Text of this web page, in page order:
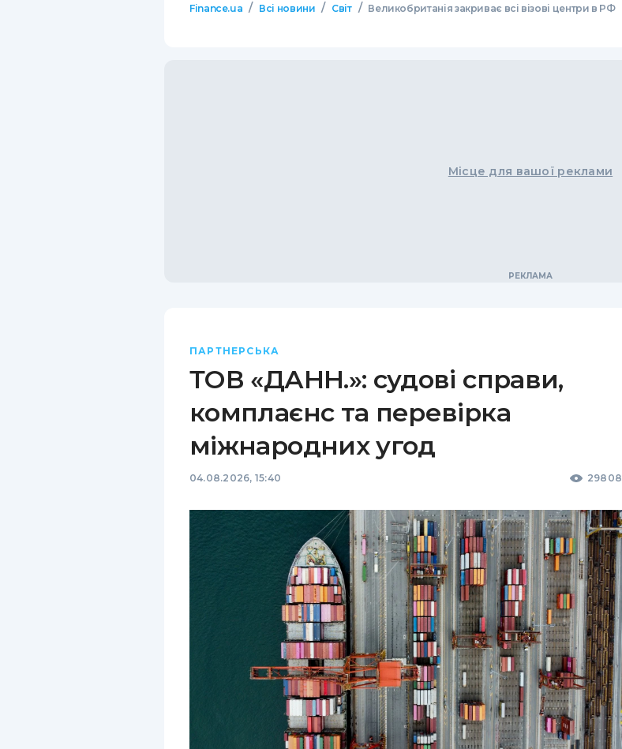
Finance.ua / Всі новини / Світ / Великобританія закриває всі візові центри в РФ
Місце для вашої реклами
ПАРТНЕРСЬКА
ТОВ «ДАНН.»: судові справи,
комплаєнс та перевірка
міжнародних угод
04.08.2026, 15:40 29808